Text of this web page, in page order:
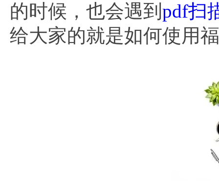
的时候，也会遇到 pdf扫
给大家的就是如何使用